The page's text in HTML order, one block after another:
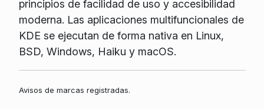
principios de facilidad de uso y accesibilidad
moderna. Las aplicaciones multifuncionales de
KDE se ejecutan de forma nativa en Linux,
BSD, Windows, Haiku y macOS.
Avisos de marcas registradas.